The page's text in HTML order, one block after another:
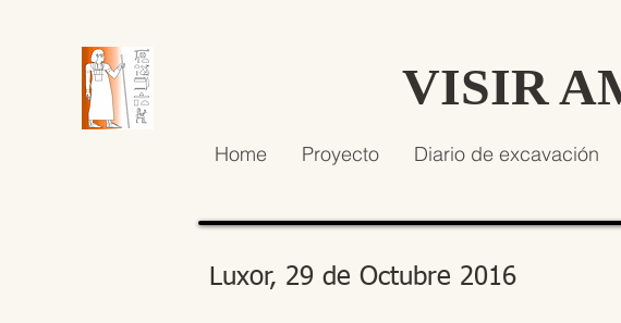
VISIR
Home Proyecto Diario de excavación
Luxor, 29 de Octubre 2016